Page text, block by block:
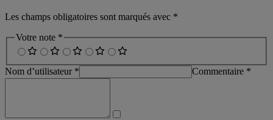
Les champs obligatoires sont marqués avec *
Votre note *
Nom d’utilisateur * Commentaire *